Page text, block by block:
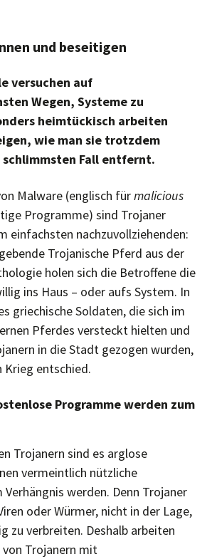
und beseitigen
versuchen auf
Wegen, Systeme zu
heimtückisch arbeiten
wie man sie trotzdem
Fall entfernt.
Malware (englisch fürmalicious
Programme) sind Trojaner
einfachsten nachzuvollziehenden:
Trojanische Pferd aus der
holen sich die Betroffene die
ins Haus – oder aufs System. In
griechische Soldaten, die sich im
Pferdes versteckt hielten und
in die Stadt gezogen wurden,
entschied.
Programme werden zum
Trojanern sind es arglose
vermeintlich nützliche
werden. Denn Trojaner
oder Würmer, nicht in der Lage,
zu verbreiten. Deshalb arbeiten
Trojanern mit